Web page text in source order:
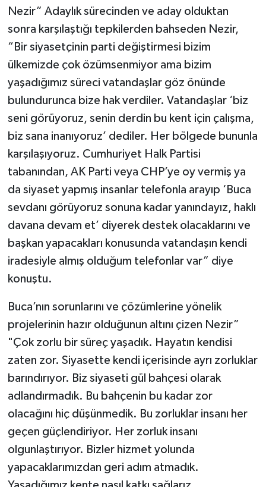
Nezir” Adaylık sürecinden ve aday olduktan
sonra karşılaştığı tepkilerden bahseden Nezir,
“Bir siyasetçinin parti değiştirmesi bizim
ülkemizde çok özümsenmiyor ama bizim
yaşadığımız süreci vatandaşlar göz önünde
bulundurunca bize hak verdiler. Vatandaşlar ‘biz
seni görüyoruz, senin derdin bu kent için çalışma,
biz sana inanıyoruz’ dediler. Her bölgede bununla
karşılaşıyoruz. Cumhuriyet Halk Partisi
tabanından, AK Parti veya CHP’ye oy vermiş ya
da siyaset yapmış insanlar telefonla arayıp ‘Buca
sevdanı görüyoruz sonuna kadar yanındayız, haklı
davana devam et’ diyerek destek olacaklarını ve
başkan yapacakları konusunda vatandaşın kendi
iradesiyle almış olduğum telefonlar var” diye
konuştu.
Buca’nın sorunlarını ve çözümlerine yönelik
projelerinin hazır olduğunun altını çizen Nezir”
"Çok zorlu bir süreç yaşadık. Hayatın kendisi
zaten zor. Siyasette kendi içerisinde ayrı zorluklar
barındırıyor. Biz siyaseti gül bahçesi olarak
adlandırmadık. Bu bahçenin bu kadar zor
olacağını hiç düşünmedik. Bu zorluklar insanı her
geçen güçlendiriyor. Her zorluk insanı
olgunlaştırıyor. Bizler hizmet yolunda
yapacaklarımızdan geri adım atmadık.